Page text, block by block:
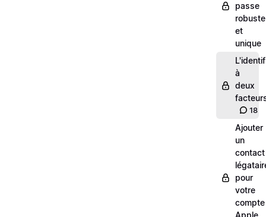
passe
robuste
et
unique
à
deux
18
Ajouter
un
contact
pour
votre
compte
Apple